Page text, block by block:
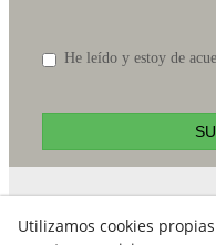
He leído y estoy de
Contacto
Utilizamos cookies